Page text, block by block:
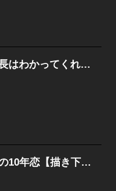
愛しいメガネ店長はわかってくれない
裏切り幼なじみの10年恋【描き下ろしおまけ付き特装版】